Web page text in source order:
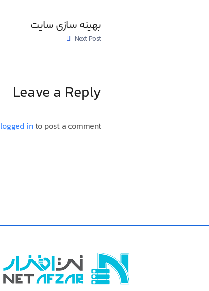
بهینه سازی سایت
Next Post
Leave a Reply
logged into post a comment.